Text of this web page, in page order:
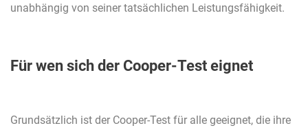
unabhängig von seiner tatsächlichen Leistungsfähigkeit.
Für wen sich der Cooper-Test eignet
Grundsätzlich ist der Cooper-Test für alle geeignet, die ihre